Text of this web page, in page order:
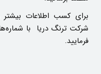
برای کسب اطلاعات بیشتر
شرکت ترنگ دریا با
فرمایید.